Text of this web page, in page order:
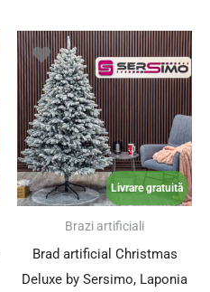
Livrare gratuită
Brazi artificiali
Brad artificial Christmas
Deluxe by Sersimo, Laponia